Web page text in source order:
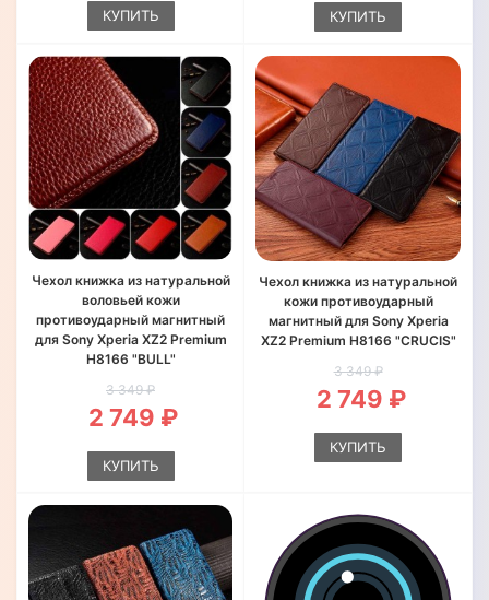
КУПИТЬ КУПИТЬ
Чехол книжка из натуральной
воловьей кожи
противоударный магнитный
для Sony Xperia XZ2 Premium
H8166 "BULL"
3 349 ₽
2 749 ₽
КУПИТЬ
Чехол книжка из натуральной
кожи противоударный
магнитный для Sony Xperia
XZ2 Premium H8166 "CRUCIS"
3 349 ₽
2 749 ₽
КУПИТЬ